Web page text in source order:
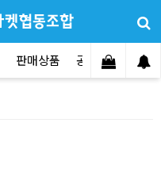
판매상품 공지사항 문